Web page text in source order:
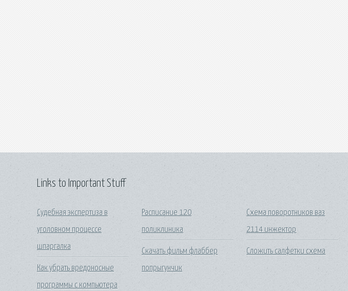
Links to Important Stuff
Судебная экспертиза в
уголовном процессе
шпаргалка
Как убрать вредоносные
программы с компьютера
Расписание 120
поликлиника
Скачать фильм флаббер
попрыгунчик
Схема поворотников ваз
2114 инжектор
Сложить салфетки схема